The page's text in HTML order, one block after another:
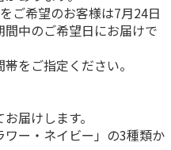
ホテルニューオータ
セット
「JINBO MINAMI
葱と高知
ご希望のお客様は7月24日
中のご希望日にお届けで
をご指定ください。
届けします。
ー・ネイビー」の3種類か